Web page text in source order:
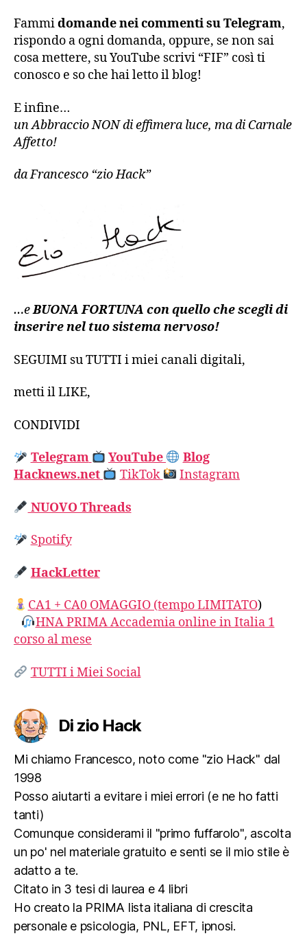
Fammidomande nei commenti su Telegram,
rispondo a ogni domanda, oppure, se non sai
cosa mettere, su YouTube scrivi “FIF” così ti
conosco e so che hai letto il blog!
E infine…
un Abbraccio NON di effimera luce, ma di Carnale
Affetto!
da Francesco “zio Hack”
…eBUONA FORTUNA con quello che scegli di
inserire nel tuo sistema nervoso!
SEGUIMI su TUTTI i miei canali digitali,
metti il LIKE,
CONDIVIDI
Telegram YouTube
Blog
Hacknews.net
TikTok Instagram
NUOVO Threads
Spotify
HackLetter
CA1 + CA0 OMAGGIO (tempo LIMITATO)
HNA PRIMA Accademia online in Italia 1
corso al mese
TUTTI i Miei Social
Di zio Hack
Mi chiamo Francesco, noto come "zio Hack" dal
1998
Posso aiutarti a evitare i miei errori (e ne ho fatti
tanti)
Comunque considerami il "primo fuffarolo", ascolta
un po' nel materiale gratuito e senti se il mio stile è
adatto a te.
Citato in 3 tesi di laurea e 4 libri
Ho creato la PRIMA lista italiana di crescita
personale e psicologia, PNL, EFT, ipnosi.